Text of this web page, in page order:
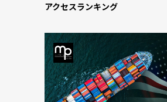
セミナー ・ 記事
セミナー
記事
アクセスランキング